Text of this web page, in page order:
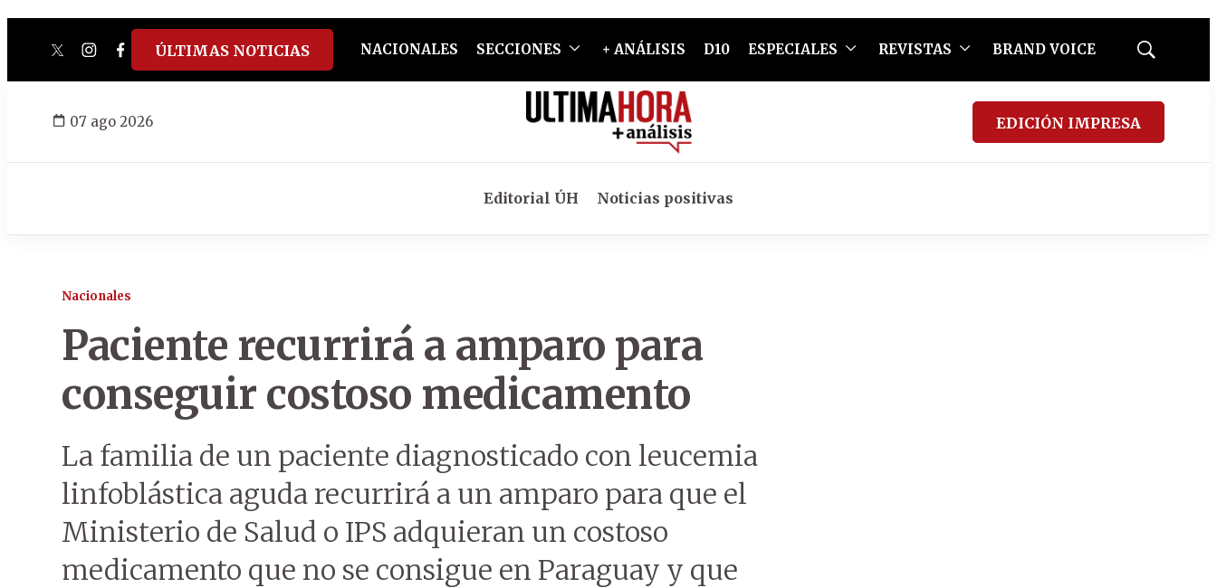
twitterinstagram
facebook
tiktokyoutube
spotify
ÚLTIMAS NOTICIAS NACIONALES SECCIONES + ANÁLISIS D10 ESPECIALES REVISTAS BRAND VOICE
Mostrar
07 ago 2026 EDICIÓN IMPRESA
Editorial ÚH Noticias positivas
Nacionales
Paciente recurrirá a amparo para
conseguir costoso medicamento
La familia de un paciente diagnosticado con leucemia
linfoblástica aguda recurrirá a un amparo para que el
Ministerio de Salud o IPS adquieran un costoso
medicamento que no se consigue en Paraguay y que